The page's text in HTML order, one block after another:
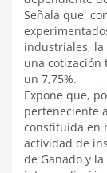
Señala que,
industriales, la
una cotización
un 7,75%.
Expone que,
perteneciente
constituída en
actividad de
de Ganado y